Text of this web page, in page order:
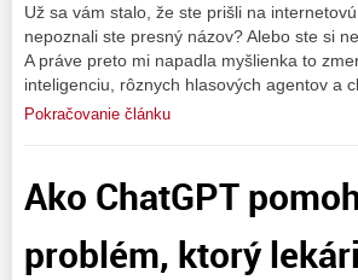
Už sa vám stalo, že ste prišli na
nepoznali ste presný názov? Alebo ste si
A práve preto mi napadla myšlienka to
inteligenciu, rôznych hlasových agentov a
Pokračovanie článku
Ako ChatGPT
problém, ktorý